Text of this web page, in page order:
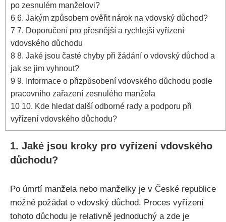
po zesnulém manželovi?
6 6. Jakým způsobem ověřit nárok na vdovský důchod?
7 7. Doporučení pro přesnější a rychlejší vyřízení
vdovského důchodu
8 8. Jaké jsou časté chyby při žádání o vdovský důchod a
jak se jim vyhnout?
9 9. Informace o přizpůsobení vdovského důchodu podle
pracovního zařazení zesnulého manžela
10 10. Kde hledat další odborné rady a podporu při
vyřízení vdovského důchodu?
1. Jaké jsou kroky pro vyřízení vdovského
důchodu?
Po úmrtí manžela nebo manželky je v České republice
možné požádat o vdovský důchod. Proces vyřízení
tohoto důchodu je relativně jednoduchý a zde je